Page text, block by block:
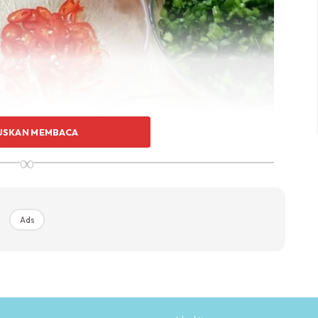
MEMBACA
∞
Ads